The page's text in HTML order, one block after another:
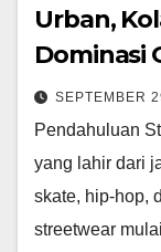
Urban,
Dominasi
SEPTEMBER
Pendahuluan
yang lahir dari
skate, hip-hop,
streetwear